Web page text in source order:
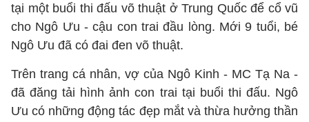
tại một buổi thi đấu võ thuật ở Trung Quốc để cổ vũ
cho Ngô Ưu - cậu con trai đầu lòng. Mới 9 tuổi, bé
Ngô Ưu đã có đai đen võ thuật.
Trên trang cá nhân, vợ của Ngô Kinh - MC Tạ Na -
đã đăng tải hình ảnh con trai tại buổi thi đấu. Ngô
Ưu có những động tác đẹp mắt và thừa hưởng thần